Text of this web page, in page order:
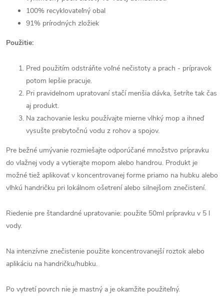
100% recyklovateľný obal
91% prírodných zložiek
Použitie:
Pred použitím odstráňte voľné nečistoty a prach - prípravok
potom lepšie pracuje.
Pri pravidelnom upratovaní stačí menšia dávka, šetríte tak čas
aj produkt.
Na zachovanie lesku používajte mierne vlhký mop a ihneď
vysušte prebytočnú vodu z rohov a spojov.
Pre bežné umývanie rozmiešajte odporúčané množstvo prípravku
do vlažnej vody a vytierajte mopom alebo handrou. Produkt je
možné tiež aplikovať v koncentrovanej forme priamo na hubku alebo
vlhkú handričku pri lokálnom ošetrení alebo silnejšom znečistení.
Riedenie pre štandardné upratovanie: použite 50ml prípravku v 5 l
vody.
Na intenzívne znečistenie použite koncentrovanejší roztok alebo
aplikáciu na handričku/hubku.
Po vytretí povrch nie je mastný a je okamžite použiteľný.